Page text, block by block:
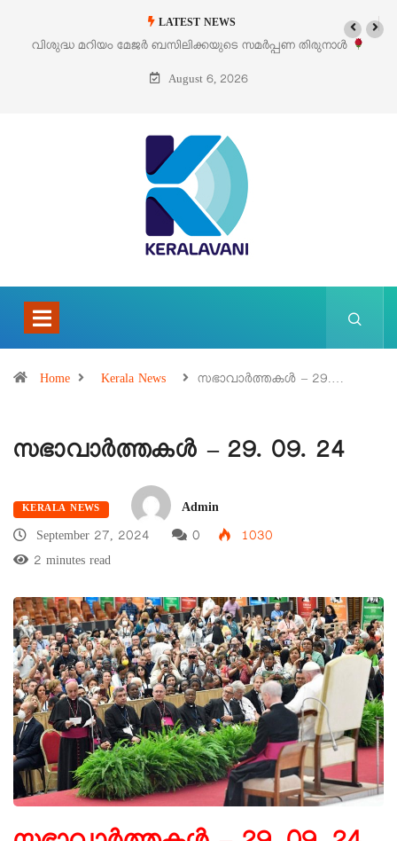
LATEST NEWS
‘പെറ്റൽസ്’ ലൈഫ് സ്റ്റൈൽ എക്സിബിഷനും സെയിലും ഓഗസ്റ്റ് 8-ന്
പെരുമാനൂരിൽ
August 6, 2026
Home Kerala News സഭാവാര്‍ത്തകള്‍ – 29.…
സഭാവാര്‍ത്തകള്‍ – 29. 09. 24
KERALA NEWS
Admin
September 27, 2024
0
1030
2 minutes read